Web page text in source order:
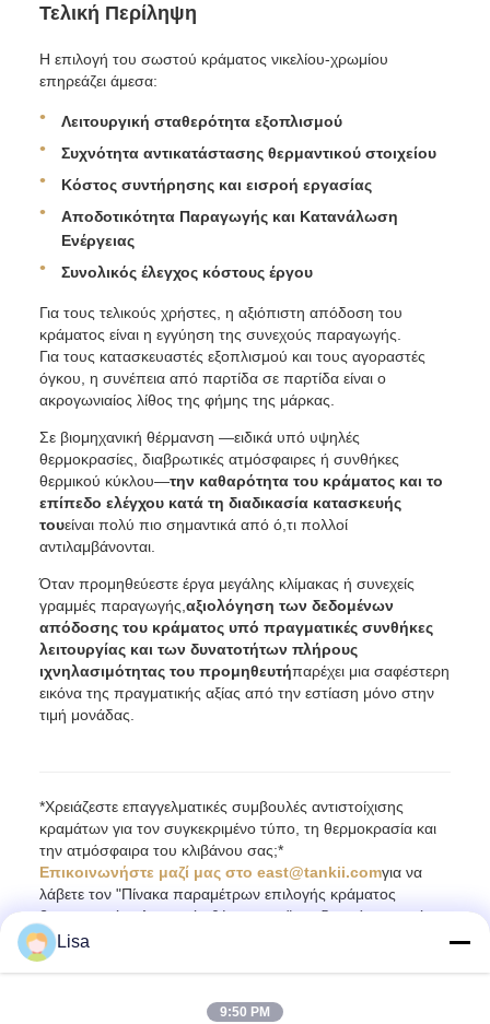
Τελική Περίληψη
Η επιλογή του σωστού κράματος νικελίου-χρωμίου
επηρεάζει άμεσα:
Λειτουργική σταθερότητα εξοπλισμού
Συχνότητα αντικατάστασης θερμαντικού στοιχείου
Κόστος συντήρησης και εισροή εργασίας
Αποδοτικότητα Παραγωγής και Κατανάλωση
Ενέργειας
Συνολικός έλεγχος κόστους έργου
Για τους τελικούς χρήστες, η αξιόπιστη απόδοση του
κράματος είναι η εγγύηση της συνεχούς παραγωγής.
Για τους κατασκευαστές εξοπλισμού και τους αγοραστές
όγκου, η συνέπεια από παρτίδα σε παρτίδα είναι ο
ακρογωνιαίος λίθος της φήμης της μάρκας.
Σε βιομηχανική θέρμανση —ειδικά υπό υψηλές
θερμοκρασίες, διαβρωτικές ατμόσφαιρες ή συνθήκες
θερμικού κύκλου—την καθαρότητα του κράματος και το
επίπεδο ελέγχου κατά τη διαδικασία κατασκευής
τουείναι πολύ πιο σημαντικά από ό,τι πολλοί
αντιλαμβάνονται.
Όταν προμηθεύεστε έργα μεγάλης κλίμακας ή συνεχείς
γραμμές παραγωγής,αξιολόγηση των δεδομένων
απόδοσης του κράματος υπό πραγματικές συνθήκες
λειτουργίας και των δυνατοτήτων πλήρους
ιχνηλασιμότητας του προμηθευτήπαρέχει μια σαφέστερη
εικόνα της πραγματικής αξίας από την εστίαση μόνο στην
τιμή μονάδας.
*Χρειάζεστε επαγγελματικές συμβουλές αντιστοίχισης
κραμάτων για τον συγκεκριμένο τύπο, τη θερμοκρασία και
την ατμόσφαιρα του κλιβάνου σας;*
Επικοινωνήστε μαζί μας στο east@tankii.comγια να
λάβετε τον "Πίνακα παραμέτρων επιλογής κράματος
βιομηχανικής ηλεκτρικής θέρμανσης" και δωρεάν τεχνική
συμβουλή.
Lisa
9:50 PM